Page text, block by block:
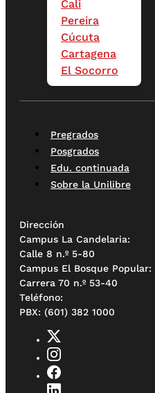
Cali
Pereira
Cúcuta
Cartagena
El Socorro
Pregrados
Posgrados
Edu. continuada
Sobre la Unilibre
Dirección
Campus La Candelaria:
Calle 8 n.º 5-80
Campus El Bosque Popular:
Carrera 70 n.º 53-40
Teléfono:
PBX: (601) 382 1000